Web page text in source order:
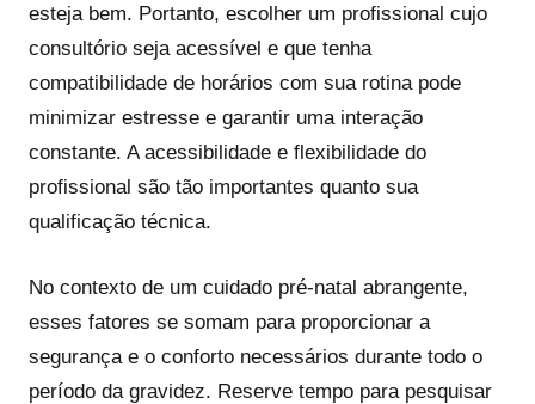
esteja bem. Portanto, escolher um profissional cujo
consultório seja acessível e que tenha
compatibilidade de horários com sua rotina pode
minimizar estresse e garantir uma interação
constante. A acessibilidade e flexibilidade do
profissional são tão importantes quanto sua
qualificação técnica.
No contexto de um cuidado pré-natal abrangente,
esses fatores se somam para proporcionar a
segurança e o conforto necessários durante todo o
período da gravidez. Reserve tempo para pesquisar